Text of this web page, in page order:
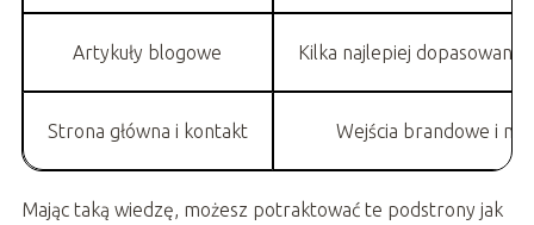
Artykuły blogowe Kilka najlepiej
Strona główna i kontakt Wejścia brandowe i
Mając taką wiedzę, możesz potraktować te podstrony jak